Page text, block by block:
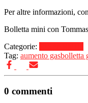
Per altre informazioni,
Bolletta mini con
Categorie:
Tag: aumento gasbolletta
0 commenti